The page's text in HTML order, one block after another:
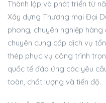
Thành lập và phát triển từ
Xây dựng Thương mại Đại
phong, chuyên nghiệp hàng
chuyên cung cấp dịch vụ
thép phục vụ công trình
quốc tế đáp ứng các yêu
toàn, chất lượng và tiến độ.